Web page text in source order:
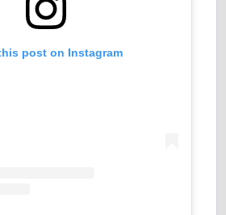
post on Instagram